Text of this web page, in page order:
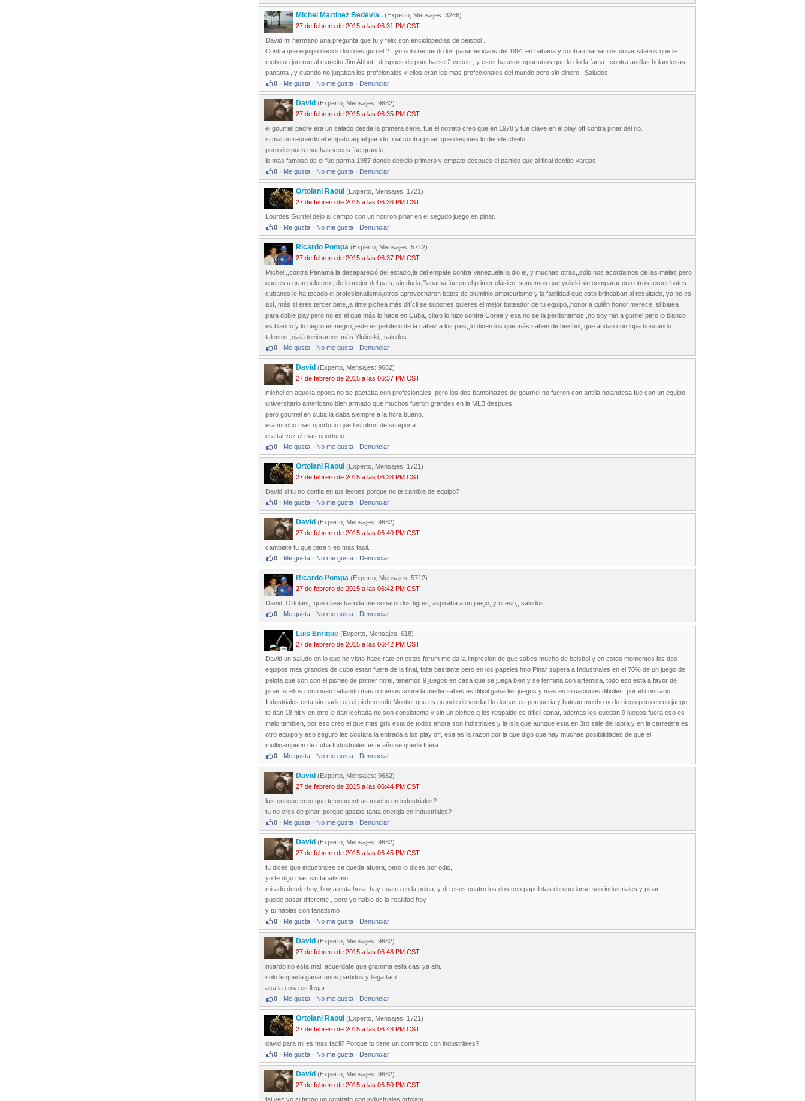
Michel Martinez Bedevia . (Experto, Mensajes: 3286)
27 de febrero de 2015 a las 06:31 PM CST
David mi hermano una pregunta que tu y felix son enciclopedias de beisbol .
Contra que equipo decidio lourdes gurriel ? , yo solo recuerdo los panamericaos del 1991 en habana y contra chamacitos universitarios que le
metio un jonrron al mancito Jim Abbot , despues de poncharse 2 veces , y esos batasos opurtunos que le dio la fama , contra antillas holandesas ,
panama , y cuando no jugaban los profeionales y ellos eran los mas profecionales del mundo pero sin dinero . Saludos
0 · Me gusta · No me gusta · Denunciar
David (Experto, Mensajes: 9682)
27 de febrero de 2015 a las 06:35 PM CST
el gourriel padre era un salado desde la primera serie. fue el novato creo que en 1978 y fue clave en el play off contra pinar del rio.
si mal no recuerdo el empato aquel partido final contra pinar, que despues lo decide cheito.
pero despues muchas veces fue grande.
lo mas famoso de el fue parma 1987 donde decidio primero y empato despues el partido que al final decide vargas.
0 · Me gusta · No me gusta · Denunciar
Ortolani Raoul (Experto, Mensajes: 1721)
27 de febrero de 2015 a las 06:36 PM CST
Lourdes Gurriel dejo al campo con un honron pinar en el segudo juego en pinar.
0 · Me gusta · No me gusta · Denunciar
Ricardo Pompa (Experto, Mensajes: 5712)
27 de febrero de 2015 a las 06:37 PM CST
Michel,,,contra Panamá la desapareció del estadio,la del empate contra Venezuela la dio el, y muchas otras,,sólo nos acordamos de las malas pero
que es u gran pelotero , de lo mejor del país,,sin duda,Panamá fue en el primer clásico,,sumemos que yulieki sin comparar con otros tercer bates
cubanos le ha tocado el profesionalismo,otros aprovecharon bates de aluminio,amateurismo y la facilidad que esto brindaban al resultado,,ya no es
así,,más si eres tercer bate,,a tinte pichea más difícil,se supones quieres el mejor bateador de tu equipo,,honor a quién honor merece,,si batea
para doble play,pero no es el que más lo hace en Cuba, claro lo hizo contra Corea y esa no se la perdonamos,,no soy fan a gurriel pero lo blanco
es blanco y lo negro es negro,,este es pelotero de la cabez a los pies,,lo dicen los que más saben de beisbol,,que andan con lupa buscando
talentos,,ojalá tuviéramos más Ylulieski,,,saludos
0 · Me gusta · No me gusta · Denunciar
David (Experto, Mensajes: 9682)
27 de febrero de 2015 a las 06:37 PM CST
michel en aquella epoca no se pactaba con profesionales. pero los dos bambinazos de gourriel no fueron con antilla holandesa fue con un equipo
universitario americano bien armado que muchos fueron grandes en la MLB despues.
pero gourriel en cuba la daba siempre a la hora bueno.
era mucho mas oportuno que los otros de su epoca.
era tal vez el mas oportuno
0 · Me gusta · No me gusta · Denunciar
Ortolani Raoul (Experto, Mensajes: 1721)
27 de febrero de 2015 a las 06:38 PM CST
David si tu no confia en tus leones porque no te cambia de equipo?
0 · Me gusta · No me gusta · Denunciar
David (Experto, Mensajes: 9682)
27 de febrero de 2015 a las 06:40 PM CST
cambiate tu que para ti es mas facil.
0 · Me gusta · No me gusta · Denunciar
Ricardo Pompa (Experto, Mensajes: 5712)
27 de febrero de 2015 a las 06:42 PM CST
David, Ortolani,,,que clase barrida me sonaron los tigres, aspiraba a un juego,,y ni eso,,,saludos
0 · Me gusta · No me gusta · Denunciar
Luis Enrique (Experto, Mensajes: 618)
27 de febrero de 2015 a las 06:42 PM CST
David un saludo en lo que he visto hace rato en estos forum me da la impresion de que sabes mucho de beisbol y en estos momentos los dos
equipos mas grandes de cuba estan fuera de la final, falta bastante pero en los papeles hno Pinar supera a Industriales en el 70% de un juego de
pelota que son con el picheo de primer nivel, tenemos 9 juegos en casa que se juega bien y se termina con artemisa, todo eso esta a favor de
pinar, si ellos continuan batiando mas o menos sobre la media sabes es dificil ganarles juegos y mas en situaciones dificiles, por el contrario
Industriales esta sin nadie en el picheo solo Montiet que es grande de verdad lo demas es porqueria y batean mucho no lo niego pero en un juego
te dan 18 hit y en otro le dan lechada no son consistente y sin un picheo q los respalde es dificil ganar, ademas les quedan 9 juegos fuera eso es
malo tambien, por eso creo el que mas gris esta de todos ahora son indistriales y la isla que aunque esta en 3ro sale del labra y en la carretera es
otro equipo y eso seguro les costara la entrada a los play off, esa es la razon por la que digo que hay muchas posibilidades de que el
multicampeon de cuba Industriales este año se quede fuera.
0 · Me gusta · No me gusta · Denunciar
David (Experto, Mensajes: 9682)
27 de febrero de 2015 a las 06:44 PM CST
luis enrique creo que te concentras mucho en industriales?
tu no eres de pinar, porque gastas tanta energia en industriales?
0 · Me gusta · No me gusta · Denunciar
David (Experto, Mensajes: 9682)
27 de febrero de 2015 a las 06:45 PM CST
tu dices que industirales se queda afuera, pero lo dices por odio,
yo te digo mas sin fanatismo
mirado desde hoy, hoy a esta hora, hay cuatro en la pelea, y de esos cuatro los dos con papeletas de quedarse son industriales y pinar,
puede pasar diferente , pero yo hablo de la realidad hoy
y tu hablas con fanatismo
0 · Me gusta · No me gusta · Denunciar
David (Experto, Mensajes: 9682)
27 de febrero de 2015 a las 06:48 PM CST
ricardo no esta mal, acuerdate que gramma esta casi ya ahi.
solo le queda ganar unos partidos y llega facil
aca la cosa es llegar.
0 · Me gusta · No me gusta · Denunciar
Ortolani Raoul (Experto, Mensajes: 1721)
27 de febrero de 2015 a las 06:48 PM CST
david para mi es mas facil? Porque tu tiene un contracto con industriales?
0 · Me gusta · No me gusta · Denunciar
David (Experto, Mensajes: 9682)
27 de febrero de 2015 a las 06:50 PM CST
tal vez yo si tengo un contrato con industriales ortolani.